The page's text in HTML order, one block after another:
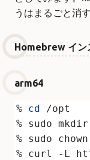
うはまるごと消
Homebrew イン
arm64
% cd
% sudo chown
% curl -L